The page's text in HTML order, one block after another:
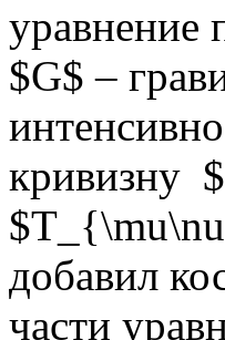
$G$ –
кривизну
добавил
части